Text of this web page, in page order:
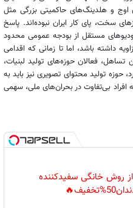
اوج و هلدینگ‌های حاکمیتی بزرگی مثل
سخت، پای کار ایران نبوده‌اند. پاسخ
مستقل از بودجه عمومی محدود
داشته باشد، اما تا زمانی که اقدامی
فعالان حوزه‌های تولید لبنیات،
حوزه تولید محتوای تصویری نیز باید به
بی‌تفاوت در بحران‌های ملی، سهمی
از روش خانگی سفیدکننده